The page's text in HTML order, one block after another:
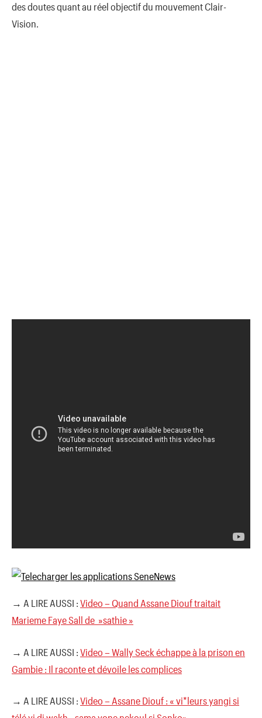
des doutes quant au réel objectif du mouvement Clair-
Vision.
→ A LIRE AUSSI : Video – Quand Assane Diouf traitait
Marieme Faye Sall de »sathie »
→ A LIRE AUSSI : Video – Wally Seck échappe à la prison en
Gambie : Il raconte et dévoile les complices
→ A LIRE AUSSI : Video – Assane Diouf : « vi*leurs yangi si